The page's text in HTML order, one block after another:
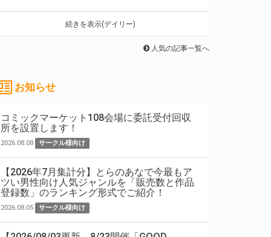
続きを表示(デイリー)
人気の記事一覧へ
お知らせ
コミックマーケット108会場に委託受付回収
所を設置します！
2026.08.08 サークル様向け
【2026年7月集計分】とらのあなで今最もア
ツい男性向け人気ジャンルを「販売数と作品
登録数」のランキング形式でご紹介！
2026.08.05 サークル様向け